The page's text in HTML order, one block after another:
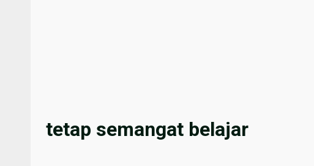
tetap semangat belajar